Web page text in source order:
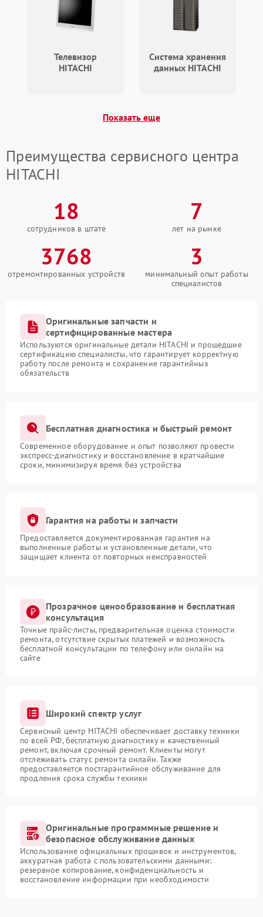
Телевизор
HITACHI
Система хранения
данных HITACHI
Показать еще
Преимущества сервисного центра
HITACHI
18
сотрудников в штате
7
лет на рынке
3768
отремонтированных устройств
3
минимальный опыт работы
специалистов
Оригинальные запчасти и
сертифицированные мастера
Используются оригинальные детали HITACHI и прошедшие
сертификацию специалисты, что гарантирует корректную
работу после ремонта и сохранение гарантийных
обязательств
Бесплатная диагностика и быстрый ремонт
Современное оборудование и опыт позволяют провести
экспресс-диагностику и восстановление в кратчайшие
сроки, минимизируя время без устройства
Гарантия на работы и запчасти
Предоставляется документированная гарантия на
выполненные работы и установленные детали, что
защищает клиента от повторных неисправностей
Прозрачное ценообразование и бесплатная
консультация
Точные прайс-листы, предварительная оценка стоимости
ремонта, отсутствие скрытых платежей и возможность
бесплатной консультации по телефону или онлайн на
сайте
Широкий спектр услуг
Сервисный центр HITACHI обеспечивает доставку техники
по всей РФ, бесплатную диагностику и качественный
ремонт, включая срочный ремонт. Клиенты могут
отслеживать статус ремонта онлайн. Также
предоставляется постгарантийное обслуживание для
продления срока службы техники
Оригинальные программные решение и
безопасное обслуживание данных
Использование официальных прошивок и инструментов,
аккуратная работа с пользовательскими данными:
резервное копирование, конфиденциальность и
восстановление информации при необходимости